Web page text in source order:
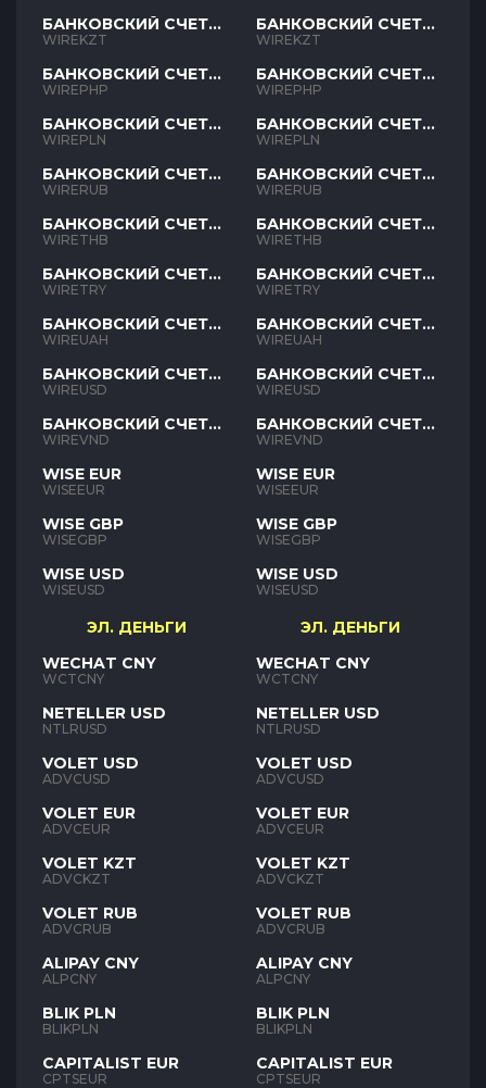
БАНКОВСКИЙ СЧЕТ
KZT
WIREKZT
БАНКОВСКИЙ СЧЕТ
PHP
WIREPHP
БАНКОВСКИЙ СЧЕТ
PLN
WIREPLN
БАНКОВСКИЙ СЧЕТ
RUB
WIRERUB
БАНКОВСКИЙ СЧЕТ
THB
WIRETHB
БАНКОВСКИЙ СЧЕТ
TRY
WIRETRY
БАНКОВСКИЙ СЧЕТ
UAH
WIREUAH
БАНКОВСКИЙ СЧЕТ
USD
WIREUSD
БАНКОВСКИЙ СЧЕТ
VND
WIREVND
WISE EUR
WISEEUR
WISE GBP
WISEGBP
WISE USD
WISEUSD
ЭЛ. ДЕНЬГИ
WECHAT CNY
WCTCNY
NETELLER USD
NTLRUSD
VOLET USD
ADVCUSD
VOLET EUR
ADVCEUR
VOLET KZT
ADVCKZT
VOLET RUB
ADVCRUB
ALIPAY CNY
ALPCNY
BLIK PLN
BLIKPLN
CAPITALIST EUR
CPTSEUR
БАНКОВСКИЙ СЧЕТ
KZT
WIREKZT
БАНКОВСКИЙ СЧЕТ
PHP
WIREPHP
БАНКОВСКИЙ СЧЕТ
PLN
WIREPLN
БАНКОВСКИЙ СЧЕТ
RUB
WIRERUB
БАНКОВСКИЙ СЧЕТ
THB
WIRETHB
БАНКОВСКИЙ СЧЕТ
TRY
WIRETRY
БАНКОВСКИЙ СЧЕТ
UAH
WIREUAH
БАНКОВСКИЙ СЧЕТ
USD
WIREUSD
БАНКОВСКИЙ СЧЕТ
VND
WIREVND
WISE EUR
WISEEUR
WISE GBP
WISEGBP
WISE USD
WISEUSD
ЭЛ. ДЕНЬГИ
WECHAT CNY
WCTCNY
NETELLER USD
NTLRUSD
VOLET USD
ADVCUSD
VOLET EUR
ADVCEUR
VOLET KZT
ADVCKZT
VOLET RUB
ADVCRUB
ALIPAY CNY
ALPCNY
BLIK PLN
BLIKPLN
CAPITALIST EUR
CPTSEUR